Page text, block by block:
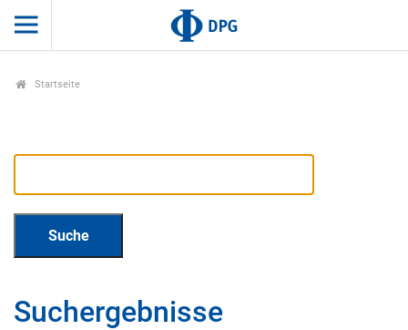
Startseite
Suchergebnisse